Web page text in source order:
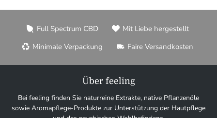
Full Spectrum CBD
Mit Liebe hergestellt
Minimale Verpackung
Faire Versandkosten
Über feeling
Bei feeling finden Sie naturreine Extrakte, native Pflanzenöle
sowie Aromapflege-Produkte zur Unterstützung der Hautpflege